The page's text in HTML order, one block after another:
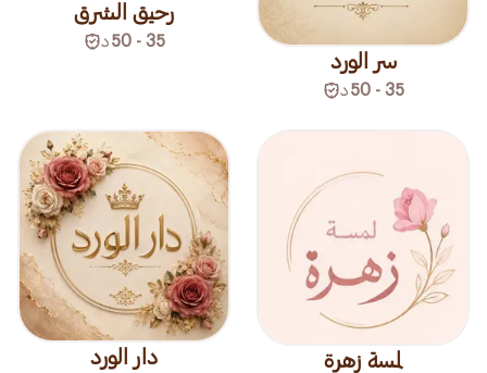
سر الورد
35 - 50 د
رحيق الشرق
35 - 50 د
لمسة زهرة دار الورد